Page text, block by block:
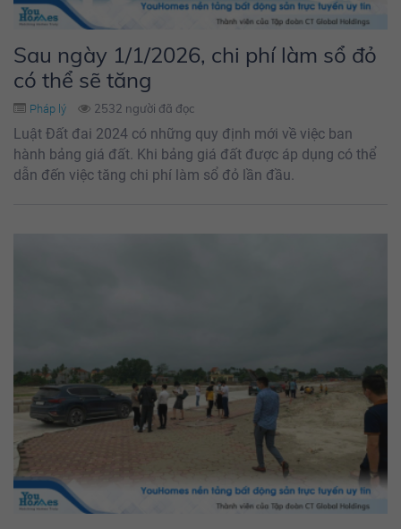
Sau ngày 1/1/2026, chi phí làm sổ đỏ
có thể sẽ tăng
Pháp lý 2532 người đã đọc
Luật Đất đai 2024 có những quy định mới về việc ban
hành bảng giá đất. Khi bảng giá đất được áp dụng có thể
dẫn đến việc tăng chi phí làm sổ đỏ lần đầu.